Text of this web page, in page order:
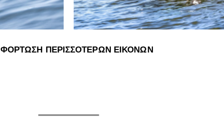
ΦΟΡΤΩΣΗ ΠΕΡΙΣΣΟΤΕΡΩΝ ΕΙΚΟΝΩΝ